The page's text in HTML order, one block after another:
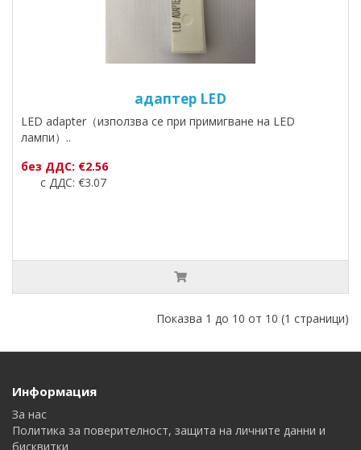
адаптер LED
LED adapter（използва се при примигване на LED
лампи）..
без ДДС: €2.56
с ДДС: €3.07
Показва 1 до 10 от 10 (1 страници)
Информация
За нас
Политика за поверителност, защита на личните данни и
бисквитки